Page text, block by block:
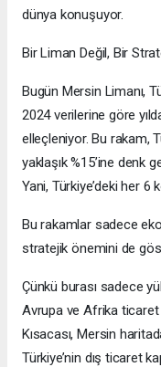
dünya konuşuyor.
Bir Liman Değil, Bir
Bugün Mersin Limanı,
2024 verilerine göre
elleçleniyor. Bu rakam,
yaklaşık %15’ine denk
Yani, Türkiye’deki her 6
Bu rakamlar sadece
stratejik önemini de
Çünkü burası sadece
Avrupa ve Afrika ticaret
Kısacası, Mersin
Türkiye’nin dış ticaret